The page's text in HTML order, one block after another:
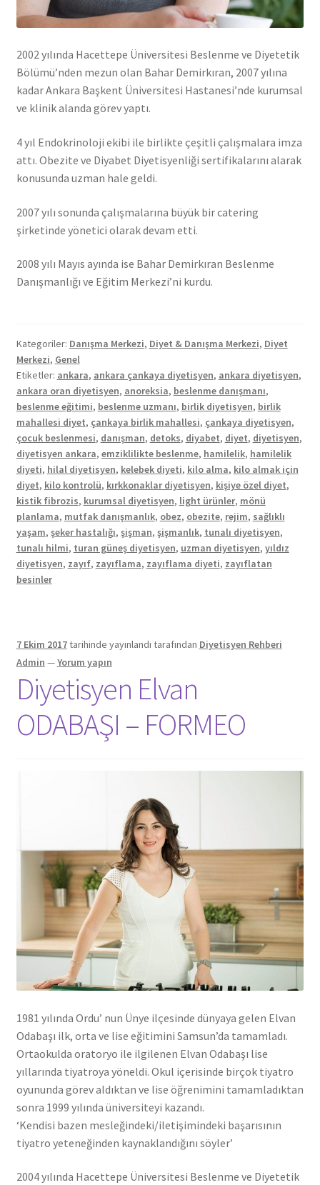
2002 yılında Hacettepe Üniversitesi Beslenme ve Diyetetik
Bölümü’nden mezun olan Bahar Demirkıran, 2007 yılına
kadar Ankara Başkent Üniversitesi Hastanesi’nde kurumsal
ve klinik alanda görev yaptı.
4 yıl Endokrinoloji ekibi ile birlikte çeşitli çalışmalara imza
attı. Obezite ve Diyabet Diyetisyenliği sertifikalarını alarak
konusunda uzman hale geldi.
2007 yılı sonunda çalışmalarına büyük bir catering
şirketinde yönetici olarak devam etti.
2008 yılı Mayıs ayında ise Bahar Demirkıran Beslenme
Danışmanlığı ve Eğitim Merkezi’ni kurdu.
Kategoriler: Danışma Merkezi, Diyet & Danışma Merkezi, Diyet
Merkezi, Genel
Etiketler: ankara, ankara çankaya diyetisyen, ankara diyetisyen,
ankara oran diyetisyen, anoreksia, beslenme danışmanı,
beslenme eğitimi, beslenme uzmanı, birlik diyetisyen, birlik
mahallesi diyet, çankaya birlik mahallesi, çankaya diyetisyen,
çocuk beslenmesi, danışman, detoks, diyabet, diyet, diyetisyen,
diyetisyen ankara, emziklilikte beslenme, hamilelik, hamilelik
diyeti, hilal diyetisyen, kelebek diyeti, kilo alma, kilo almak için
diyet, kilo kontrolü, kırkkonaklar diyetisyen, kişiye özel diyet,
kistik fibrozis, kurumsal diyetisyen, light ürünler, mönü
planlama, mutfak danışmanlık, obez, obezite, rejim, sağlıklı
yaşam, şeker hastalığı, şişman, şişmanlık, tunalı diyetisyen,
tunalı hilmi, turan güneş diyetisyen, uzman diyetisyen, yıldız
diyetisyen, zayıf, zayıflama, zayıflama diyeti, zayıflatan
besinler
7 Ekim 2017tarihinde yayınlandı tarafından Diyetisyen Rehberi
Admin —Yorum yapın
Diyetisyen Elvan
ODABAŞI – FORMEO
1981 yılında Ordu’ nun Ünye ilçesinde dünyaya gelen Elvan
Odabaşı ilk, orta ve lise eğitimini Samsun’da tamamladı.
Ortaokulda oratoryo ile ilgilenen Elvan Odabaşı lise
yıllarında tiyatroya yöneldi. Okul içerisinde birçok tiyatro
oyununda görev aldıktan ve lise öğrenimini tamamladıktan
sonra 1999 yılında üniversiteyi kazandı.
‘Kendisi bazen mesleğindeki/iletişimindeki başarısının
tiyatro yeteneğinden kaynaklandığını söyler’
2004 yılında Hacettepe Üniversitesi Beslenme ve Diyetetik